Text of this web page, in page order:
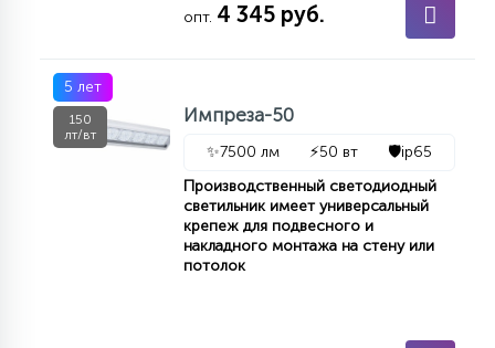
опт. 4 345 руб.
5 лет
150
лт/вт
Импреза-50
✨7500 лм ⚡50 вт 🛡️ip65
Производственный светодиодный
светильник имеет универсальный
крепеж для подвесного и
накладного монтажа на стену или
потолок